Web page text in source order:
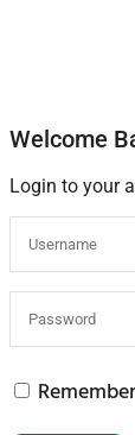
Welcome
Login to your